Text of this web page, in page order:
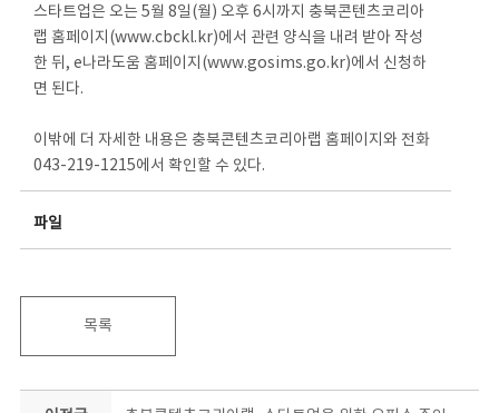
스타트업은 오는 5월 8일(월) 오후 6시까지 충북콘텐츠코리아
랩 홈페이지(www.cbckl.kr)에서 관련 양식을 내려 받아 작성
한 뒤, e나라도움 홈페이지(www.gosims.go.kr)에서 신청하
면 된다.
이밖에 더 자세한 내용은 충북콘텐츠코리아랩 홈페이지와 전화
043-219-1215에서 확인할 수 있다.
파일
목록